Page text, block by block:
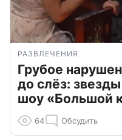
РАЗВЛЕЧЕНИЯ
Грубое
до слёз:
шоу «Большой
64 Обсудить